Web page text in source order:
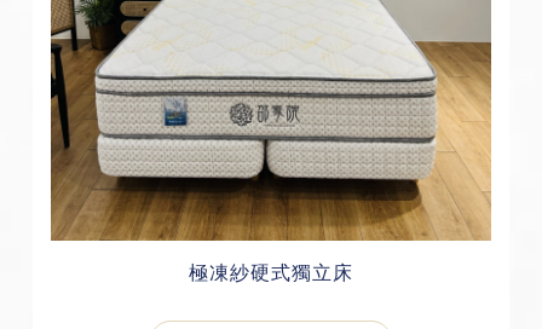
極凍紗硬式獨立床